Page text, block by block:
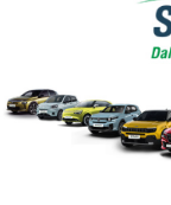
DETTAGLIO
PureTech 100cv S&S You –
24.950 €. Prezzo Promo
finanziamento SimplyDrive
L’offerta include il servizio
composto da: Importo
di incasso mensili 3,5 €,
39,73 €. Tale importo è da